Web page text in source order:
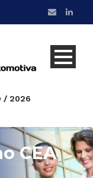
/ 2026
CEA